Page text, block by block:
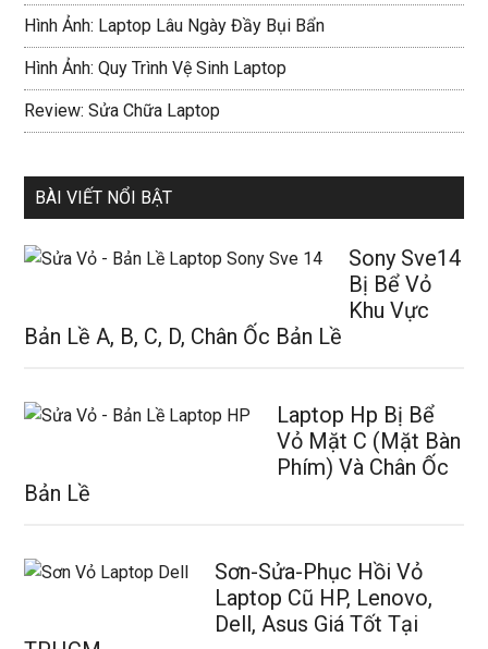
Hình Ảnh: Laptop Lâu Ngày Đầy Bụi Bẩn
Hình Ảnh: Quy Trình Vệ Sinh Laptop
Review: Sửa Chữa Laptop
BÀI VIẾT NỔI BẬT
Sony Sve14
Bị Bể Vỏ
Khu Vực
Bản Lề A, B, C, D, Chân Ốc Bản Lề
Laptop Hp Bị Bể
Vỏ Mặt C (Mặt Bàn
Phím) Và Chân Ốc
Bản Lề
Sơn-Sửa-Phục Hồi Vỏ
Laptop Cũ HP, Lenovo,
Dell, Asus Giá Tốt Tại